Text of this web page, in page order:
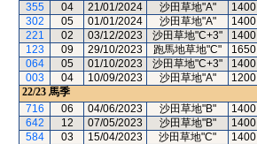
355
04 21/01/2024 沙田草地"A" 1400
302
05 01/01/2024 沙田草地"A" 1400
221
02 03/12/2023 沙田草地"C+3" 1400
123
09 29/10/2023 跑馬地草地"C" 1650
064
05 01/10/2023 沙田草地"C+3" 1400
003
04 10/09/2023 沙田草地"A" 1200
22/23 馬季
716
06 04/06/2023 沙田草地"B" 1400
642
12 07/05/2023 沙田草地"B" 1400
584
03 15/04/2023 沙田草地"C" 1400